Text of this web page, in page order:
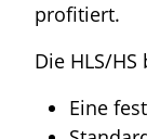
profitiert.
Die HLS/
Eine